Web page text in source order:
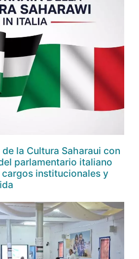
la Cultura Saharaui con
parlamentario italiano
institucionales y